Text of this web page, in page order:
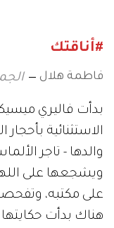
#أناقتك
فاطمة هلال الجمعة 8
الاستثنائية
والدها - تاجر
ويشجعها على
على مكتبه،
هناك بدأت